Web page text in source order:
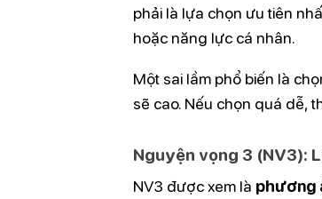
phải là lựa chọn ưu tiên
hoặc năng lực cá nhân.
Một sai lầm phổ biến là
sẽ cao. Nếu chọn quá dễ,
Nguyện vọng 3 (NV3):
NV3 được xem là phương